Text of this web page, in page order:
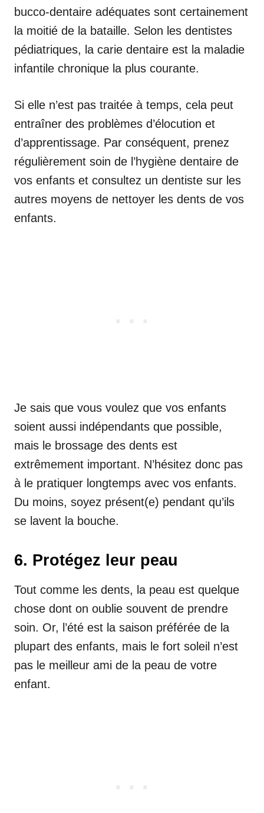
bucco-dentaire adéquates sont certainement
la moitié de la bataille. Selon les dentistes
pédiatriques, la carie dentaire est la maladie
infantile chronique la plus courante.
Si elle n’est pas traitée à temps, cela peut
entraîner des problèmes d’élocution et
d’apprentissage. Par conséquent, prenez
régulièrement soin de l’hygiène dentaire de
vos enfants et consultez un dentiste sur les
autres moyens de nettoyer les dents de vos
enfants.
Je sais que vous voulez que vos enfants
soient aussi indépendants que possible,
mais le brossage des dents est
extrêmement important. N’hésitez donc pas
à le pratiquer longtemps avec vos enfants.
Du moins, soyez présent(e) pendant qu’ils
se lavent la bouche.
6. Protégez leur peau
Tout comme les dents, la peau est quelque
chose dont on oublie souvent de prendre
soin. Or, l’été est la saison préférée de la
plupart des enfants, mais le fort soleil n’est
pas le meilleur ami de la peau de votre
enfant.